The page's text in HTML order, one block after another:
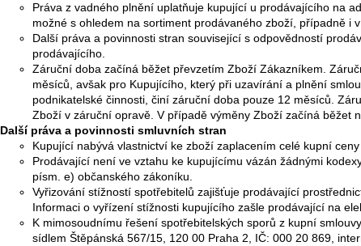
Práva z vadného plnění uplatňuje kupující u prodávajícího na
možné s ohledem na sortiment prodávaného zboží, případně i
Další práva a povinnosti stran související s odpovědností
prodávajícího.
Záruční doba začíná běžet převzetím Zboží Zákazníkem.
měsíců, avšak pro Kupujícího, který při uzavírání a plnění
podnikatelské činnosti, činí záruční doba pouze 12 měsíců.
Zboží v záruční opravě. V případě výměny Zboží začíná běžet
Další práva a povinnosti smluvních stran
Kupující nabývá vlastnictví ke zboží zaplacením celé kupní
Prodávající není ve vztahu ke kupujícímu vázán žádnými
písm. e) občanského zákoníku.
Vyřizování stížností spotřebitelů zajišťuje prodávající
Informaci o vyřízení stížnosti kupujícího zašle prodávající na
K mimosoudnímu řešení spotřebitelských sporů z kupní
sídlem Štěpánská 567/15, 120 00 Praha 2, IČ: 000 20 869,